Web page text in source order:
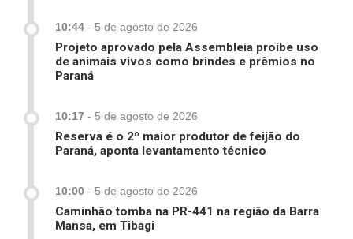
10:44 - 5 de agosto de 2026
Projeto aprovado pela Assembleia proíbe uso
de animais vivos como brindes e prêmios no
Paraná
10:17 - 5 de agosto de 2026
Reserva é o 2º maior produtor de feijão do
Paraná, aponta levantamento técnico
10:00 - 5 de agosto de 2026
Caminhão tomba na PR-441 na região da Barra
Mansa, em Tibagi